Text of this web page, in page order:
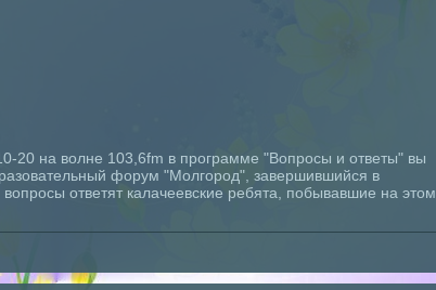
20 на волне 103,6fm в программе "Вопросы и ответы" вы
форум "Молгород", завершившийся в
ответят калачеевские ребята, побывавшие на этом